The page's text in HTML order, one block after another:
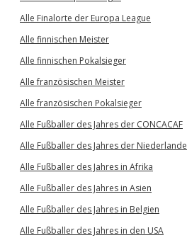
Alle Finalorte der Europa League
Alle finnischen Meister
Alle finnischen Pokalsieger
Alle französischen Meister
Alle französischen Pokalsieger
Alle Fußballer des Jahres der CONCACAF
Alle Fußballer des Jahres der Niederlande
Alle Fußballer des Jahres in Afrika
Alle Fußballer des Jahres in Asien
Alle Fußballer des Jahres in Belgien
Alle Fußballer des Jahres in den USA